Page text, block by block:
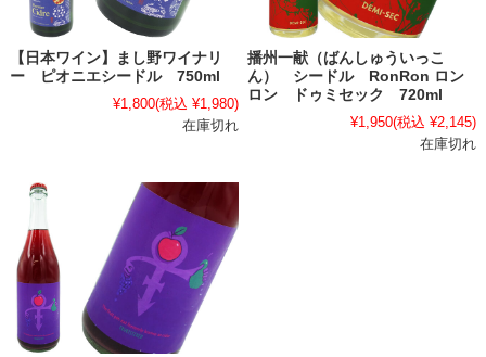
【日本ワイン】まし野ワイナリ
ー ピオニエシードル 750ml
¥1,800(税込 ¥1,980)
在庫切れ
播州一献（ばんしゅういっこ
ん） シードル RonRon ロン
ロン ドゥミセック 720ml
¥1,950(税込 ¥2,145)
在庫切れ